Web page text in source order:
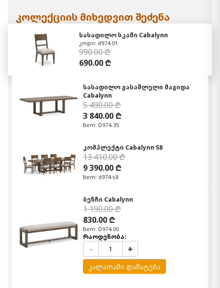
კოლექციის მიხედვით შეძენა
სასადილო სკამი Cabalynn
კოდი: d974-01
990.00 ₾
690.00 ₾
სასადილო გასაშლელი მაგიდა
Cabalynn
5 490.00 ₾
3 840.00 ₾
Item: D974-35
კომპლექტი Cabalynn S8
13 410.00 ₾
9 390.00 ₾
Item: d974-s8
ბენჩი Cabalynn
1 190.00 ₾
830.00 ₾
Item: D974-00
რაოდენობა:
- +
კალათაში დამატება